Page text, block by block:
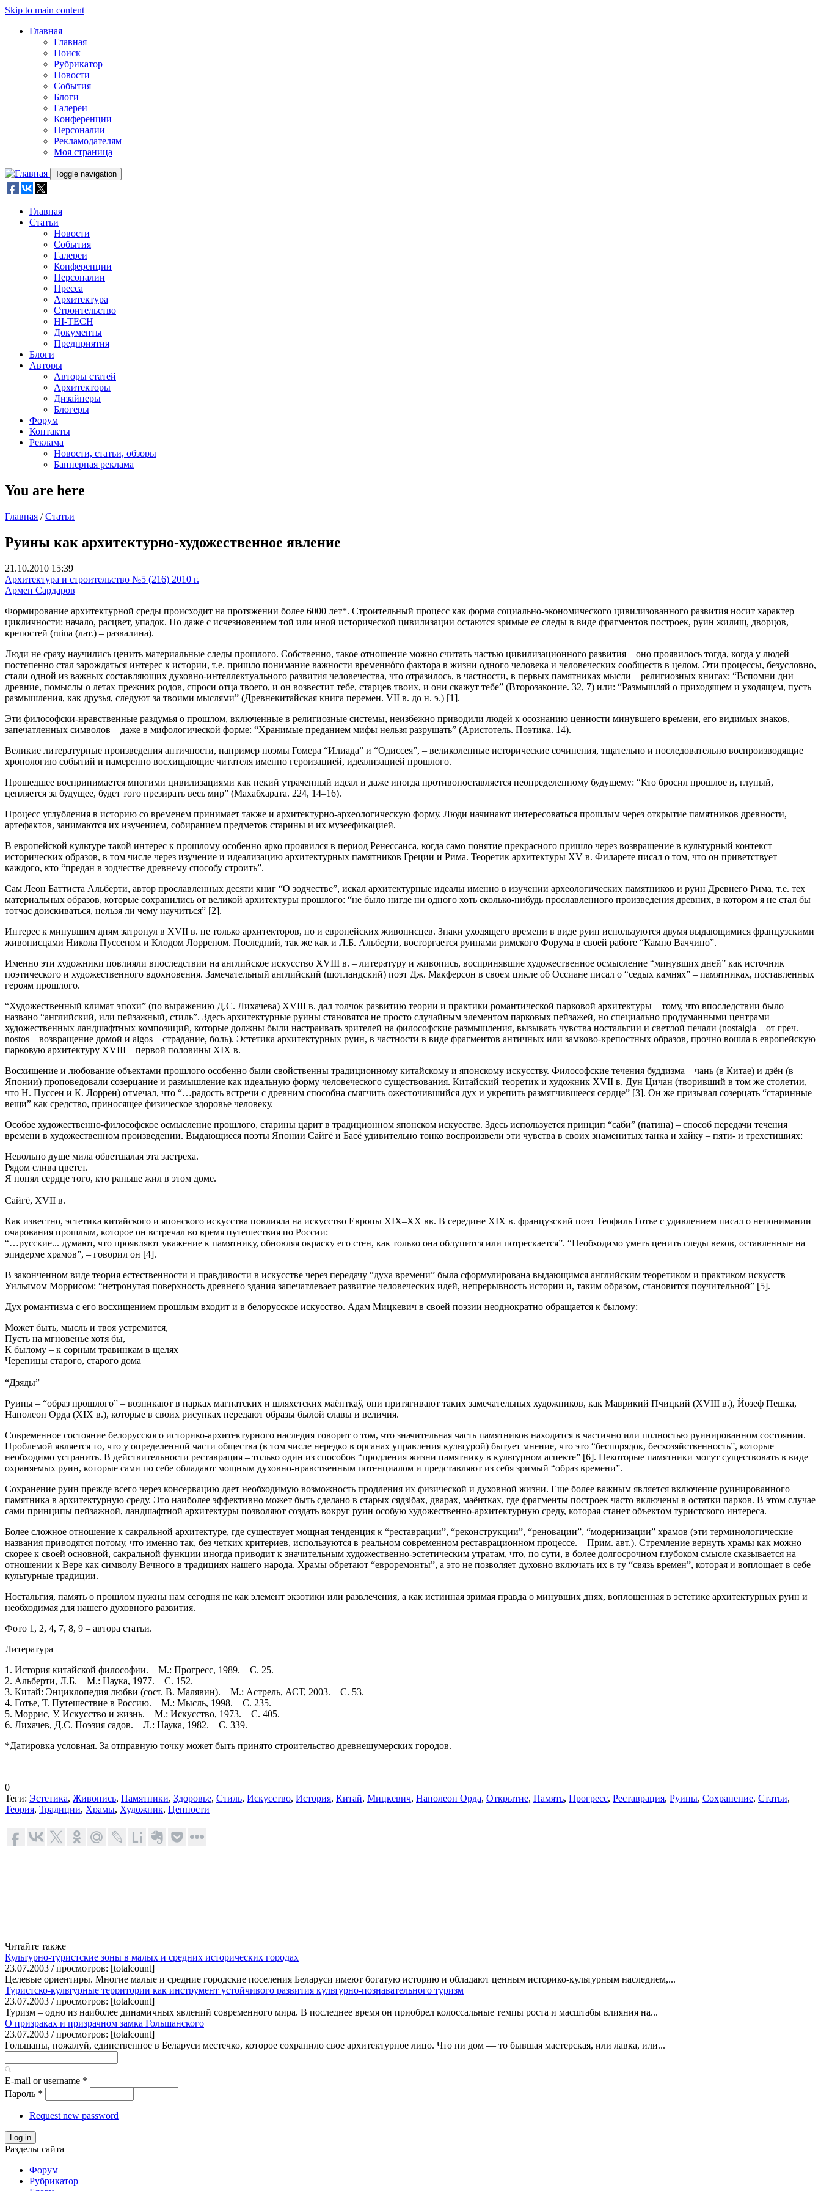
Skip to main content
Главная
Главная
Поиск
Рубрикатор
Новости
События
Блоги
Галереи
Конференции
Персоналии
Рекламодателям
Моя страница
Toggle navigation
Главная
Статьи
Новости
События
Галереи
Конференции
Персоналии
Пресса
Архитектура
Строительство
HI-TECH
Документы
Предприятия
Блоги
Авторы
Авторы статей
Архитекторы
Дизайнеры
Блогеры
Форум
Контакты
Реклама
Новости, статьи, обзоры
Баннерная реклама
You are here
Главная / Статьи
Руины как архитектурно-художественное явление
21.10.2010 15:39
Архитектура и строительство №5 (216) 2010 г.
Армен Сардаров
Формирование архитектурной среды происходит на протяжении более 6000 лет*. Строительный процесс как форма социально-экономического цивилизованного развития носит характер
цикличности: начало, расцвет, упадок. Но даже с исчезновением той или иной исторической цивилизации остаются зримые ее следы в виде фрагментов построек, руин жилищ, дворцов,
крепостей (ruina (лат.) – развалина).
Люди не сразу научились ценить материальные следы прошлого. Собственно, такое отношение можно считать частью цивилизационного развития – оно проявилось тогда, когда у людей
постепенно стал зарождаться интерес к истории, т.е. пришло понимание важности временнóго фактора в жизни одного человека и человеческих сообществ в целом. Эти процессы, безусловно,
стали одной из важных составляющих духовно-интеллектуального развития человечества, что отразилось, в частности, в первых памятниках мысли – религиозных книгах: “Вспомни дни
древние, помыслы о летах прежних родов, спроси отца твоего, и он возвестит тебе, старцев твоих, и они скажут тебе” (Второзаконие. 32, 7) или: “Размышляй о приходящем и уходящем, пусть
размышления, как друзья, следуют за твоими мыслями” (Древнекитайская книга перемен. VII в. до н. э.) [1].
Эти философски-нравственные раздумья о прошлом, включенные в религиозные системы, неизбежно приводили людей к осознанию ценности минувшего времени, его видимых знаков,
запечатленных символов – даже в мифологической форме: “Хранимые преданием мифы нельзя разрушать” (Аристотель. Поэтика. 14).
Великие литературные произведения античности, например поэмы Гомера “Илиада” и “Одиссея”, – великолепные исторические сочинения, тщательно и последовательно воспроизводящие
хронологию событий и намеренно восхищающие читателя именно героизацией, идеализацией прошлого.
Прошедшее воспринимается многими цивилизациями как некий утраченный идеал и даже иногда противопоставляется неопределенному будущему: “Кто бросил прошлое и, глупый,
цепляется за будущее, будет того презирать весь мир” (Махабхарата. 224, 14–16).
Процесс углубления в историю со временем принимает также и архитектурно-археологическую форму. Люди начинают интересоваться прошлым через открытие памятников древности,
артефактов, занимаются их изучением, собиранием предметов старины и их музеефикацией.
В европейской культуре такой интерес к прошлому особенно ярко проявился в период Ренессанса, когда само понятие прекрасного пришло через возвращение в культурный контекст
исторических образов, в том числе через изучение и идеализацию архитектурных памятников Греции и Рима. Теоретик архитектуры ХV в. Филарете писал о том, что он приветствует
каждого, кто “предан в зодчестве древнему способу строить”.
Сам Леон Баттиста Альберти, автор прославленных десяти книг “О зодчестве”, искал архитектурные идеалы именно в изучении археологических памятников и руин Древнего Рима, т.е. тех
материальных образов, которые сохранились от великой архитектуры прошлого: “не было нигде ни одного хоть сколько-нибудь прославленного произведения древних, в котором я не стал бы
тотчас доискиваться, нельзя ли чему научиться” [2].
Интерес к минувшим дням затронул в XVII в. не только архитекторов, но и европейских живописцев. Знаки уходящего времени в виде руин используются двумя выдающимися французскими
живописцами Никола Пуссеном и Клодом Лорреном. Последний, так же как и Л.Б. Альберти, восторгается руинами римского Форума в своей работе “Кампо Ваччино”.
Именно эти художники повлияли впоследствии на английское искусство XVIII в. – литературу и живопись, воспринявшие художественное осмысление “минувших дней” как источник
поэтического и художественного вдохновения. Замечательный английский (шотландский) поэт Дж. Макферсон в своем цикле об Оссиане писал о “седых камнях” – памятниках, поставленных
героям прошлого.
“Художественный климат эпохи” (по выражению Д.С. Лихачева) XVIII в. дал толчок развитию теории и практики романтической парковой архитектуры – тому, что впоследствии было
названо “английский, или пейзажный, стиль”. Здесь архитектурные руины становятся не просто случайным элементом парковых пейзажей, но специально продуманными центрами
художественных ландшафтных композиций, которые должны были настраивать зрителей на философские размышления, вызывать чувства ностальгии и светлой печали (nostalgia – от греч.
nostos – возвращение домой и algos – страдание, боль). Эстетика архитектурных руин, в частности в виде фрагментов античных или замково-крепостных образов, прочно вошла в европейскую
парковую архитектуру XVIII – первой половины XIX в.
Восхищение и любование объектами прошлого особенно были свойственны традиционному китайскому и японскому искусству. Философские течения буддизма – чань (в Китае) и дзён (в
Японии) проповедовали созерцание и размышление как идеальную форму человеческого существования. Китайский теоретик и художник XVII в. Дун Цичан (творивший в том же столетии,
что Н. Пуссен и К. Лоррен) отмечал, что “…радость встречи с древним способна смягчить ожесточившийся дух и укрепить размягчившееся сердце” [3]. Он же призывал созерцать “старинные
вещи” как средство, приносящее физическое здоровье человеку.
Особое художественно-философское осмысление прошлого, старины царит в традиционном японском искусстве. Здесь используется принцип “саби” (патина) – способ передачи течения
времени в художественном произведении. Выдающиеся поэты Японии Сайгё и Басё удивительно тонко воспроизвели эти чувства в своих знаменитых танка и хайку – пяти- и трехстишиях:
Невольно душе мила обветшалая эта застреха.
Рядом слива цветет.
Я понял сердце того, кто раньше жил в этом доме.
Сайгё, XVII в.
Как известно, эстетика китайского и японского искусства повлияла на искусство Европы XIX–XX вв. В середине XIX в. французский поэт Теофиль Готье с удивлением писал о непонимании
очарования прошлым, которое он встречал во время путешествия по России:
“…русские... думают, что проявляют уважение к памятнику, обновляя окраску его стен, как только она облупится или потрескается”. “Необходимо уметь ценить следы веков, оставленные на
эпидерме храмов”, – говорил он [4].
В законченном виде теория естественности и правдивости в искусстве через передачу “духа времени” была сформулирована выдающимся английским теоретиком и практиком искусств
Уильямом Моррисом: “нетронутая поверхность древнего здания запечатлевает развитие человеческих идей, непрерывность истории и, таким образом, становится поучительной” [5].
Дух романтизма с его восхищением прошлым входит и в белорусское искусство. Адам Мицкевич в своей поэзии неоднократно обращается к былому:
Может быть, мысль и твоя устремится,
Пусть на мгновенье хотя бы,
К былому – к сорным травинкам в щелях
Черепицы старого, старого дома
“Дзяды”
Руины – “образ прошлого” – возникают в парках магнатских и шляхетских маёнткаў, они притягивают таких замечательных художников, как Маврикий Пчицкий (XVIII в.), Йозеф Пешка,
Наполеон Орда (XIX в.), которые в своих рисунках передают образы былой славы и величия.
Современное состояние белорусского историко-архитектурного наследия говорит о том, что значительная часть памятников находится в частично или полностью руинированном состоянии.
Проблемой является то, что у определенной части общества (в том числе нередко в органах управления культурой) бытует мнение, что это “беспорядок, бесхозяйственность”, которые
необходимо устранить. В действительности реставрация – только один из способов “продления жизни памятнику в культурном аспекте” [6]. Некоторые памятники могут существовать в виде
охраняемых руин, которые сами по себе обладают мощным духовно-нравственным потенциалом и представляют из себя зримый “образ времени”.
Сохранение руин прежде всего через консервацию дает необходимую возможность продления их физической и духовной жизни. Еще более важным является включение руинированного
памятника в архитектурную среду. Это наиболее эффективно может быть сделано в старых сядзібах, дварах, маёнтках, где фрагменты построек часто включены в остатки парков. В этом случае
сами принципы пейзажной, ландшафтной архитектуры позволяют создать вокруг руин особую художественно-архитектурную среду, которая станет объектом туристского интереса.
Более сложное отношение к сакральной архитектуре, где существует мощная тенденция к “реставрации”, “реконструкции”, “реновации”, “модернизации” храмов (эти терминологические
названия приводятся потому, что именно так, без четких критериев, используются в реальном современном реставрационном процессе. – Прим. авт.). Стремление вернуть храмы как можно
скорее к своей основной, сакральной функции иногда приводит к значительным художественно-эстетическим утратам, что, по сути, в более долгосрочном глубоком смысле сказывается на
отношении к Вере как символу Вечного в традициях нашего народа. Храмы обретают “евроремонты”, а это не позволяет духовно включать их в ту “связь времен”, которая и воплощает в себе
культурные традиции.
Ностальгия, память о прошлом нужны нам сегодня не как элемент экзотики или развлечения, а как истинная зримая правда о минувших днях, воплощенная в эстетике архитектурных руин и
необходимая для нашего духовного развития.
Фото 1, 2, 4, 7, 8, 9 – автора статьи.
Литература
1. История китайской философии. – М.: Прогресс, 1989. – С. 25.
2. Альберти, Л.Б. – М.: Наука, 1977. – С. 152.
3. Китай: Энциклопедия любви (сост. В. Малявин). – М.: Астрель, АСТ, 2003. – С. 53.
4. Готье, Т. Путешествие в Россию. – М.: Мысль, 1998. – С. 235.
5. Моррис, У. Искусство и жизнь. – М.: Искусство, 1973. – С. 405.
6. Лихачев, Д.С. Поэзия садов. – Л.: Наука, 1982. – С. 339.
*Датировка условная. За отправную точку может быть принято строительство древнешумерских городов.
0
Теги: Эстетика, Живопись, Памятники, Здоровье, Стиль, Искусство, История, Китай, Мицкевич, Наполеон Орда, Открытие, Память, Прогресс, Реставрация, Руины, Сохранение, Статьи,
Теория, Традиции, Храмы, Художник, Ценности
Читайте также
Культурно-туристские зоны в малых и средних исторических городах
23.07.2003 / просмотров: [totalcount]
Целевые ориентиры. Многие малые и средние городские поселения Беларуси имеют богатую историю и обладают ценным историко-культурным наследием,...
Туристско-культурные территории как инструмент устойчивого развития культурно-познавательного туризм
23.07.2003 / просмотров: [totalcount]
Туризм – одно из наиболее динамичных явлений современного мира. В последнее время он приобрел колоссальные темпы роста и масштабы влияния на...
О призраках и призрачном замка Гольшанского
23.07.2003 / просмотров: [totalcount]
Гольшаны, пожалуй, единственное в Беларуси местечко, которое сохранило свое архитектурное лицо. Что ни дом — то бывшая мастерская, или лавка, или...
E-mail or username *
Пароль *
Request new password
Log in
Разделы сайта
Форум
Рубрикатор